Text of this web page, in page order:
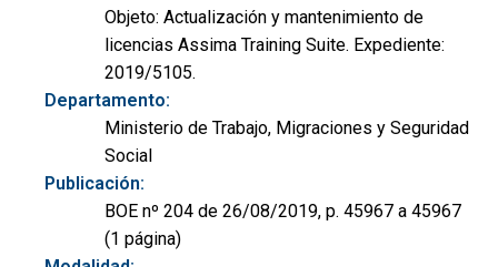
Objeto: Actualización y mantenimiento de
licencias Assima Training Suite. Expediente:
2019/5105.
Departamento:
Ministerio de Trabajo, Migraciones y Seguridad
Social
Publicación:
BOE nº 204 de 26/08/2019, p. 45967 a 45967
(1 página)